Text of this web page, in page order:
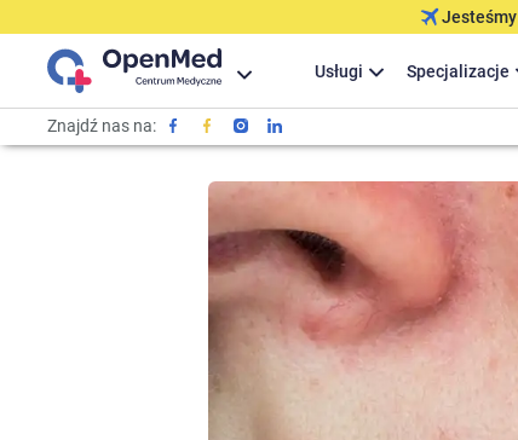
Usługi Specjalizacje
Znajdź nas na: